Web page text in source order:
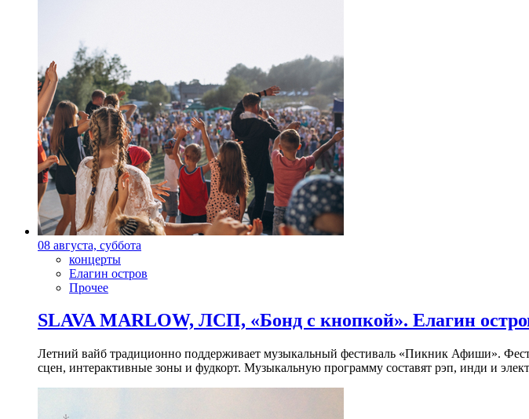
08 августа, суббота
концерты
Елагин остров
Прочее
SLAVA MARLOW, ЛСП, «Бонд с кнопкой». Елагин
Летний вайб традиционно поддерживает музыкальный фестиваль «Пикник Афиши».
сцен, интерактивные зоны и фудкорт. Музыкальную программу составят рэп, инди и